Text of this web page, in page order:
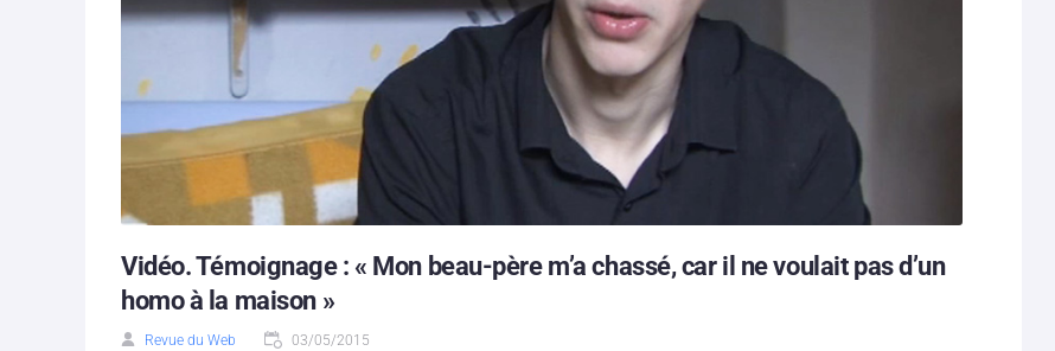
Vidéo. Témoignage : « Mon beau-père m’a chassé, car il ne voulait pas d’un
homo à la maison »
Revue du Web 03/05/2015